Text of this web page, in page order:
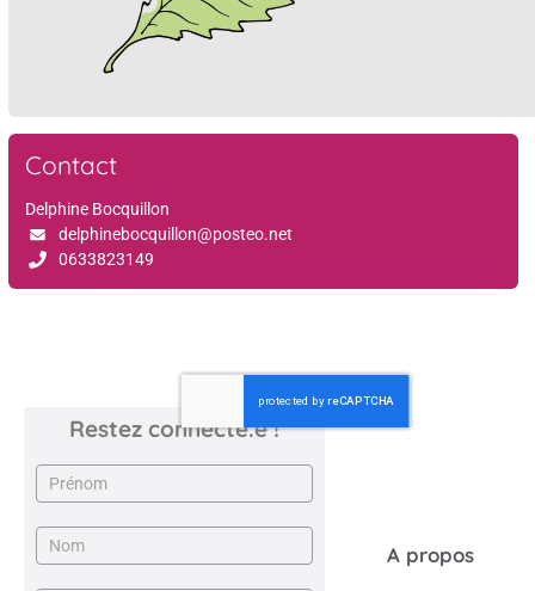
Contact
Delphine Bocquillon
delphinebocquillon@posteo.net
0633823149
Restez connecté.e !
Newsletter
A propos